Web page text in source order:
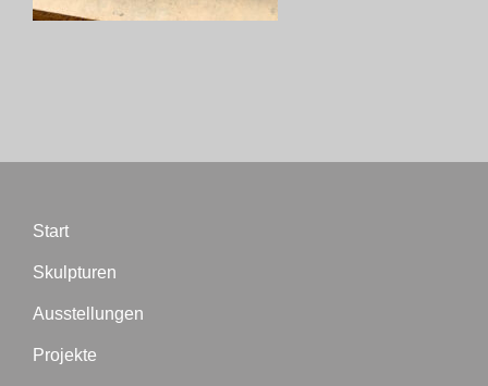
Start
Skulpturen
Ausstellungen
Projekte